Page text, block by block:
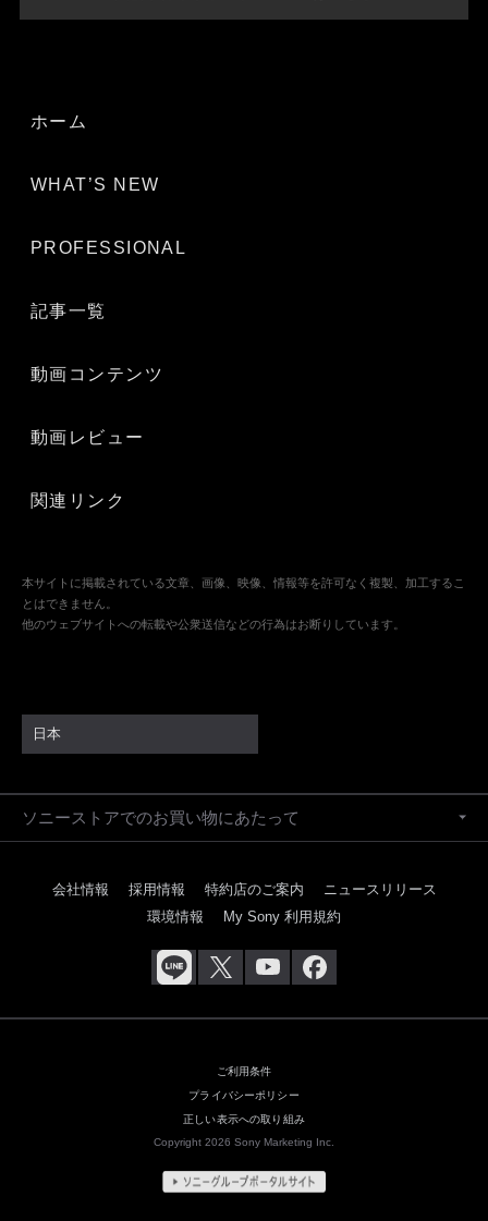
ホーム
WHAT’S NEW
PROFESSIONAL
記事一覧
動画コンテンツ
動画レビュー
関連リンク
本サイトに掲載されている文章、画像、映像、情報等を許可なく複製、加工するこ
とはできません。
他のウェブサイトへの転載や公衆送信などの行為はお断りしています。
日本
ソニーストアでのお買い物にあたって
会社情報 採用情報 特約店のご案内
ニュースリリース
環境情報
My Sony 利用規約
ご利用条件
プライバシーポリシー
正しい表示への取り組み
Copyright 2026 Sony Marketing Inc.